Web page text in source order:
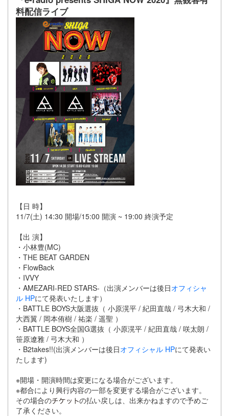
料配信ライブ
【日 時】
11/7(土) 14:30 開場/15:00 開演 ~ 19:00 終演予定
【出 演】
・小林豊(MC)
・THE BEAT GARDEN
・FlowBack
・IVVY
・AMEZARI-RED STARS-（出演メンバーは後日オフィシャ
ル HPにて発表いたします）
・BATTLE BOYS大阪選抜（ 小原滉平 / 紀田直哉 / 弓木大和 /
大西翼 / 岡本侑樹 / 祐楽 / 遥聖 ）
・BATTLE BOYS全国G選抜（ 小原滉平 / 紀田直哉 / 咲太朗 /
笹原遼雅 / 弓木大和 ）
・B2takes!!(出演メンバーは後日オフィシャル HPにて発表い
たします)
※開場・開演時間は変更になる場合がございます。
※都合により興行内容の一部を変更する場合がございます。
その場合の
の払い戻しは、出来かねますので予めご
了承ください。